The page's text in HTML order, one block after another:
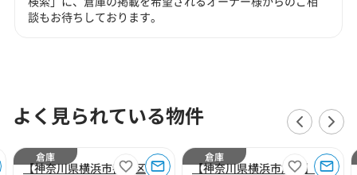
談もお待ちしております。
よく見られている物件
【神奈川県横浜市都筑区】横浜中央２
倉庫
【神奈川県横浜市旭区】横浜８３
倉庫